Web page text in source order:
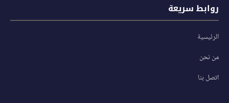
روابط سريعة
الرئيسية
من نحن
اتصل بنا